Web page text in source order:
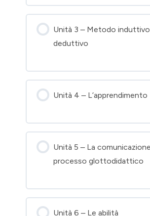
Unità 3 – Metodo
deduttivo
Unità 4 – L’apprendimento
Unità 5 – La
processo glottodidattico
Unità 6 – Le abilità